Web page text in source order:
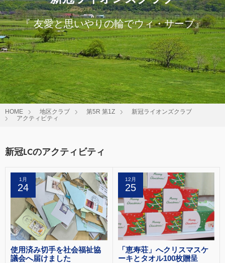
『 友愛と思いやりの輪でウィ・サーブ』
HOME 地区クラブ 第5R 第1Z
新冠ライオンズクラブ
アクティビティ
新冠LCのアクティビティ
1月
24
使用済み切手を社会福祉協
議会へ届けました
12月
25
「恵寿荘」へクリスマスケ
ーキとタオル100枚贈呈